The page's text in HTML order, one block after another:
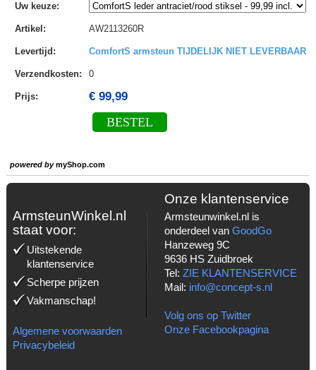
Uw keuze:
Artikel : AW2113260R
Levertijd : ComfortS armsteun TIJDELIJK NIET LEVERBAAR
Verzendkosten: 0
Prijs: € 99,99
BESTEL
powered bymyShop.com
ArmsteunWinkel.nl
staat voor:
Uitstekende
klantenservice
Scherpe prijzen
Vakmanschap!
Algemene voorwaarden
Privacybeleid
Onze klantenservice
Armsteunwinkel.nl is
onderdeel van GoodGo
Hanzeweg 9C
9636 HS Zuidbroek
Tel: ZIE KLANTENSERVICE
Mail: info@concept-s.nl
Volg ons op Twitter
Onze Facebookpagina